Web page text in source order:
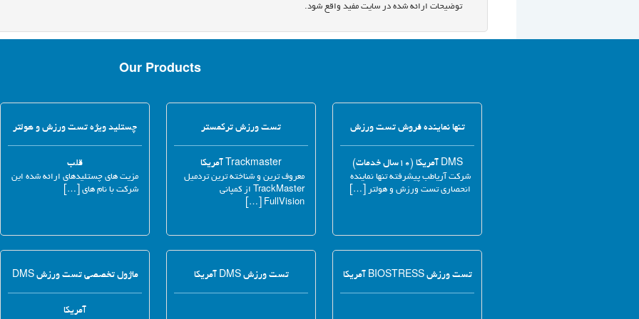
توضیحات ارائه شده در سایت مفید واقع شود.
Our Products
تنها نماینده فروش تست ورزش
DMS آمریکا (۱۰سال خدمات)
شرکت آریاطب پیشرفته تنها نماینده
انحصاری تست ورزش و هولتر […]
تست ورزش ترکمستر
Trackmaster آمریکا
معروف ترین و شناخته ترین تردمیل
TrackMaster از کمپانی
FullVision […]
چستلید ویژه تست ورزش و هولتر
قلب
مزیت های چستلیدهای ارائه شده این
شرکت با نام های […]
تست ورزش BIOSTRESS آمریکا تست ورزش DMS آمریکا ماژول تخصصی تست ورزش DMS
آمریکا